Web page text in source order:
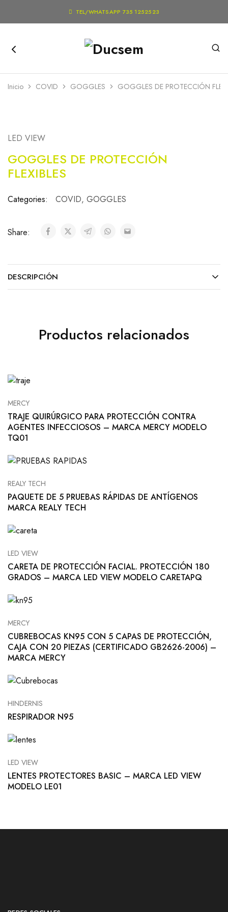
 TEL/WHATSAPP 735 1252523
Inicio COVID GOGGLES GOGGLES DE PROTECCIÓN
LED VIEW
GOGGLES DE PROTECCIÓN
FLEXIBLES
Categories: COVID, GOGGLES
Share:
DESCRIPCIÓN
Productos relacionados
MERCY
TRAJE QUIRÚRGICO PARA PROTECCIÓN CONTRA
AGENTES INFECCIOSOS – MARCA MERCY MODELO
TQ01
REALY TECH
PAQUETE DE 5 PRUEBAS RÁPIDAS DE ANTÍGENOS
MARCA REALY TECH
LED VIEW
CARETA DE PROTECCIÓN FACIAL. PROTECCIÓN 180
GRADOS – MARCA LED VIEW MODELO CARETAPQ
MERCY
CUBREBOCAS KN95 CON 5 CAPAS DE PROTECCIÓN,
CAJA CON 20 PIEZAS (CERTIFICADO GB2626-2006) –
MARCA MERCY
HINDERNIS
RESPIRADOR N95
LED VIEW
LENTES PROTECTORES BASIC – MARCA LED VIEW
MODELO LE01